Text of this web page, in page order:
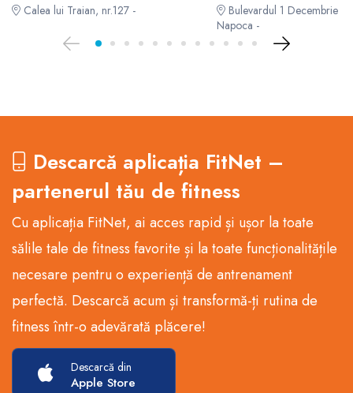
Calea lui Traian, nr.127 -
Bulevardul 1 Decembrie
Napoca -
Descarcă aplicația FitNet –
partenerul tău de fitness
Cu aplicația FitNet, ai acces rapid și ușor la toate
sălile tale de fitness favorite și la toate funcționalitățile
necesare pentru o experiență de antrenament
perfectă. Descarcă acum și transformă-ți rutina de
fitness într-o adevărată plăcere!
Descarcă din
Apple Store